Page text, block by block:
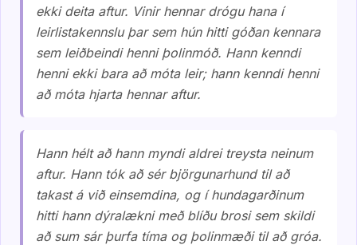
ekki deita aftur. Vinir hennar drógu hana í
leirlistakennslu þar sem hún hitti góðan kennara
sem leiðbeindi henni þolinmóð. Hann kenndi
henni ekki bara að móta leir; hann kenndi henni
að móta hjarta hennar aftur.
Hann hélt að hann myndi aldrei treysta neinum
aftur. Hann tók að sér björgunarhund til að
takast á við einsemdina, og í hundagarðinum
hitti hann dýralækni með blíðu brosi sem skildi
að sum sár þurfa tíma og þolinmæði til að gróa.